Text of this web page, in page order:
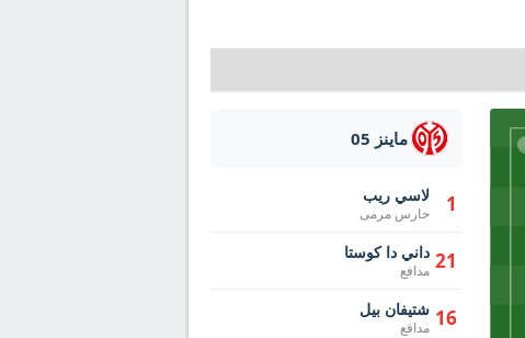
ماينز 05
1 لاسي ريب
حارس مرمى
21 داني دا كوستا
مدافع
16 شتيفان بيل
مدافع